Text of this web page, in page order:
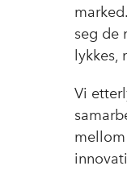
seg de
Vi